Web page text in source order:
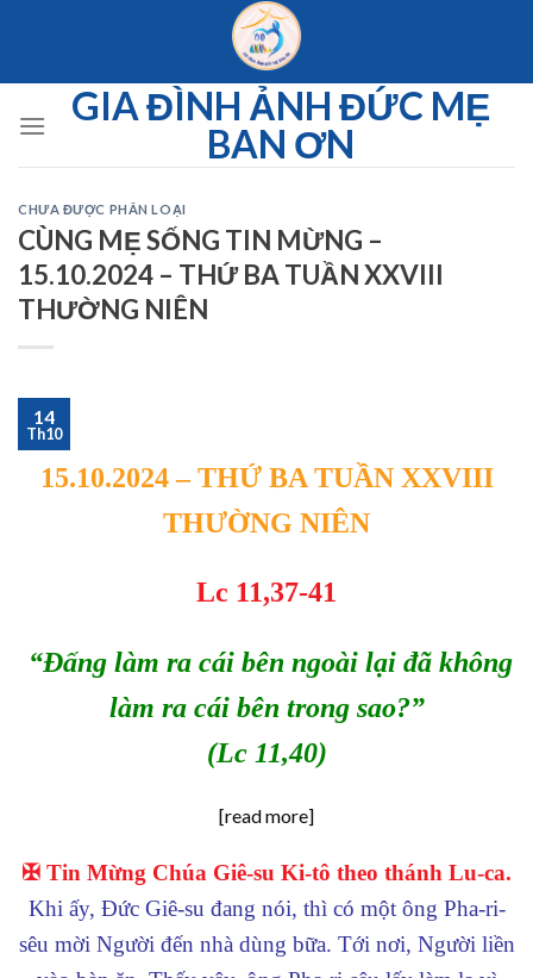
GIA ĐÌNH ẢNH ĐỨC MẸ
BAN ƠN
CHƯA ĐƯỢC PHÂN LOẠI
CÙNG MẸ SỐNG TIN MỪNG –
15.10.2024 – THỨ BA TUẦN XXVIII
THƯỜNG NIÊN
14
Th10
15.10.2024 – THỨ BA TUẦN XXVIII
THƯỜNG NIÊN
Lc 11,37-41
“Đấng làm ra cái bên ngoài lại đã không
làm ra cái bên trong sao?”
(Lc 11,40)
[read more]
✠ Tin Mừng Chúa Giê-su Ki-tô theo thánh Lu-ca.
Khi ấy, Đức Giê-su đang nói, thì có một ông Pha-ri-
sêu mời Người đến nhà dùng bữa. Tới nơi, Người liền